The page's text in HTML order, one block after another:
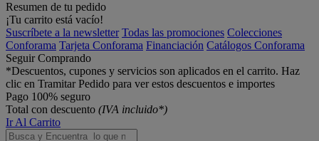
Resumen de tu pedido
¡Tu carrito está vacío!
Suscríbete a la newsletter Todas las promociones Colecciones
Conforama Tarjeta Conforama Financiación Catálogos Conforama
Seguir Comprando
*Descuentos, cupones y servicios son aplicados en el carrito. Haz
clic en Tramitar Pedido para ver estos descuentos e importes
Pago 100% seguro
Total con descuento (IVA incluido*)
Ir Al Carrito